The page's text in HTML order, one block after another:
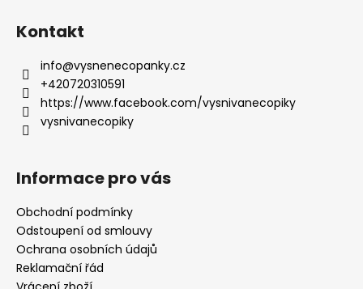
Kontakt
info@vysnenecopanky.cz
+420720310591
https://www.facebook.com/vysnivanecopiky
vysnivanecopiky
Informace pro vás
Obchodní podmínky
Odstoupení od smlouvy
Ochrana osobních údajů
Reklamační řád